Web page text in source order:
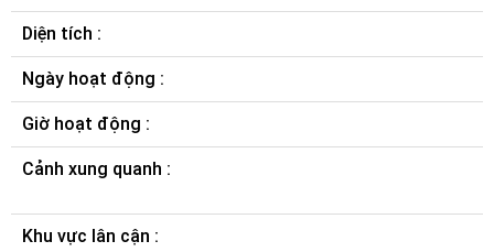
Diện tích :
Ngày hoạt động :
Giờ hoạt động :
Cảnh xung quanh :
Khu vực lân cận :